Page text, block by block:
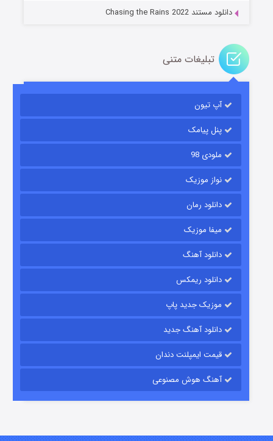
رویایی برای تو
قسمت
دانلود مستند Chasing the Rains 2022
تبلیغات متنی
آپ تیون
پنل پیامک
ملودی 98
نواز موزیک
دانلود رمان
میفا موزیک
دانلود آهنگ
دانلود ریمکس
موزیک جدید پاپ
دانلود آهنگ جدید
قیمت ایمپلنت دندان
آهنگ هوش مصنوعی